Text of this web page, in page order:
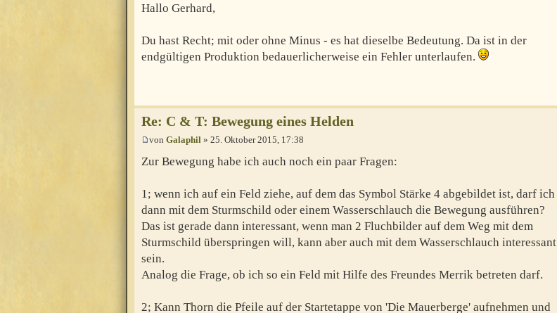
Hallo Gerhard,
Du hast Recht; mit oder ohne Minus - es hat dieselbe Bedeutung. Da ist in der
endgültigen Produktion bedauerlicherweise ein Fehler unterlaufen.
Re: C & T: Bewegung eines Helden
von Galaphil » 25. Oktober 2015, 17:38
Zur Bewegung habe ich auch noch ein paar Fragen:
1; wenn ich auf ein Feld ziehe, auf dem das Symbol Stärke 4 abgebildet ist, darf ich
dann mit dem Sturmschild oder einem Wasserschlauch die Bewegung ausführen?
Das ist gerade dann interessant, wenn man 2 Fluchbilder auf dem Weg mit dem
Sturmschild überspringen will, kann aber auch mit dem Wasserschlauch interessant
sein.
Analog die Frage, ob ich so ein Feld mit Hilfe des Freundes Merrik betreten darf.
2; Kann Thorn die Pfeile auf der Startetappe von 'Die Mauerberge' aufnehmen und